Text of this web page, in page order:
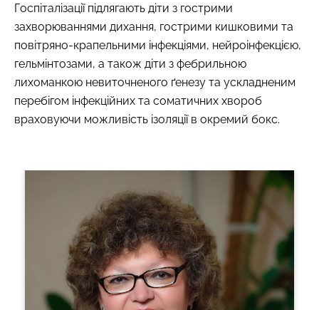
Госпіталізації підлягають діти з гострими
захворюваннями дихання, гострими кишковими та
повітряно-крапельними інфекціями, нейроінфекцією,
гельмінтозами, а також діти з фебрильною
лихоманкою невиточненого ґенезу та ускладненим
перебігом інфекційних та соматичних хвороб
враховуючи можливість ізоляції в окремий бокс.